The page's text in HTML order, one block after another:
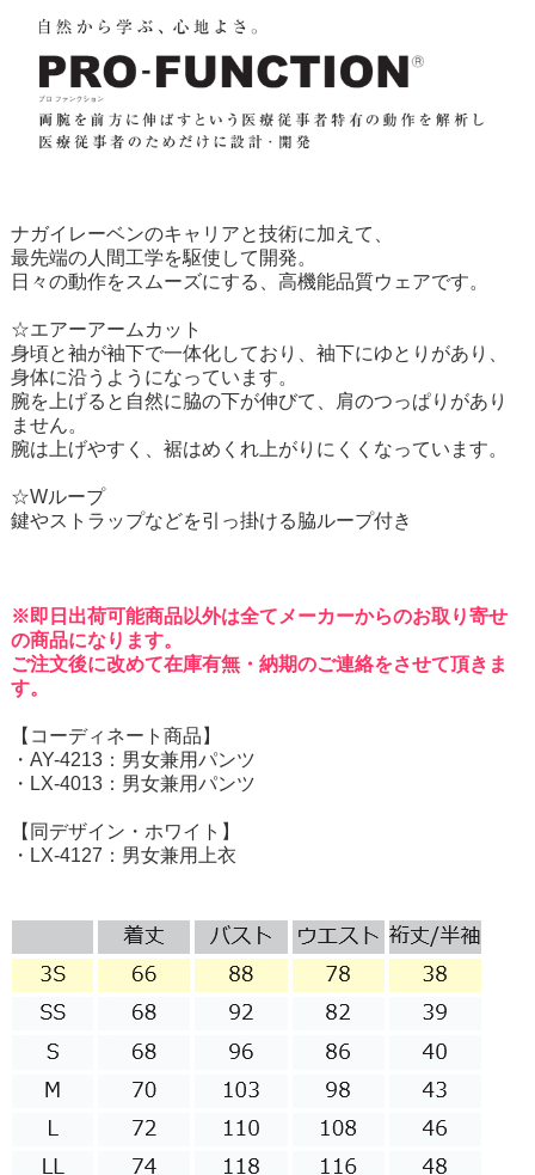
ナガイレーベンのキャリアと技術に加えて、
最先端の人間工学を駆使して開発。
日々の動作をスムーズにする、高機能品質ウェアです。
☆エアーアームカット
身頃と袖が袖下で一体化しており、袖下にゆとりがあり、
身体に沿うようになっています。
腕を上げると自然に脇の下が伸びて、肩のつっぱりがあり
ません。
腕は上げやすく、裾はめくれ上がりにくくなっています。
☆Wループ
鍵やストラップなどを引っ掛ける脇ループ付き
※即日出荷可能商品以外は全てメーカーからのお取り寄せ
の商品になります。
ご注文後に改めて在庫有無・納期のご連絡をさせて頂きま
す。
【コーディネート商品】
・ AY-4213：男女兼用パンツ
・ LX-4013：男女兼用パンツ
【同デザイン・ホワイト】
・ LX-4127：男女兼用上衣